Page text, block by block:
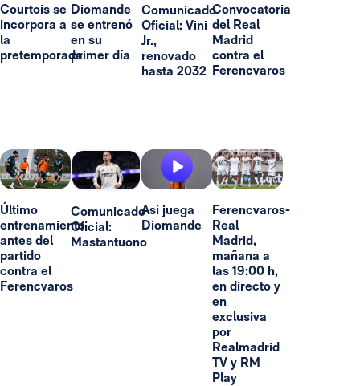
Courtois se
incorpora a
la
pretemporada
Diomande
se entrenó
en su
primer día
Comunicado
Oficial: Vini
Jr.,
renovado
hasta 2032
Convocatoria
del Real
Madrid
contra el
Ferencvaros
Último
entrenamiento
antes del
partido
contra el
Ferencvaros
Comunicado
Oficial:
Mastantuono
Así juega
Diomande
Ferencvaros-
Real
Madrid,
mañana a
las 19:00 h,
en directo y
en
exclusiva
por
Realmadrid
TV y RM
Play